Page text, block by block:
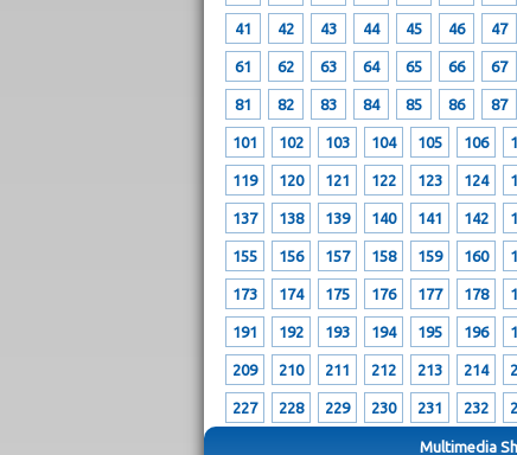
41 42 43 44 45 46 47
61 62 63 64 65 66 67
81 82 83 84 85 86 87
101 102 103 104 105 106
119 120 121 122 123 124
137 138 139 140 141 142
155 156 157 158 159 160
173 174 175 176 177 178
191 192 193 194 195 196
209 210 211 212 213 214
227 228 229 230 231 232
Multimedia